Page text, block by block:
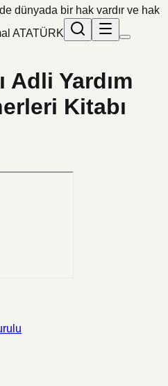
dünyada bir hak vardır ve hak
ATATÜRK
Adli Yardım
Kitabı